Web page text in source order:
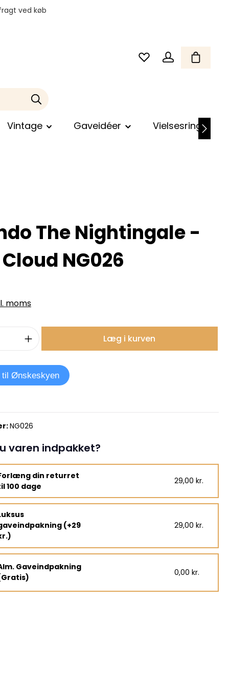
ved køb
Vintage Gaveidéer Vielsesringe
The Nightingale -
NG026
moms
Indtast det ønskede
Læg i kurven
til Ønskeskyen
NG026
varen indpakket?
din returret
100 dage
29,00 kr.
(+29
29,00 kr.
Gaveindpakning
0,00 kr.